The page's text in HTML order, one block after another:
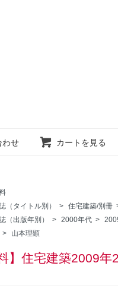
わせ カートを見る
（タイトル別） > 住宅建築/別冊
（出版年別） > 2000年代 >
> 山本理顕
】住宅建築2009